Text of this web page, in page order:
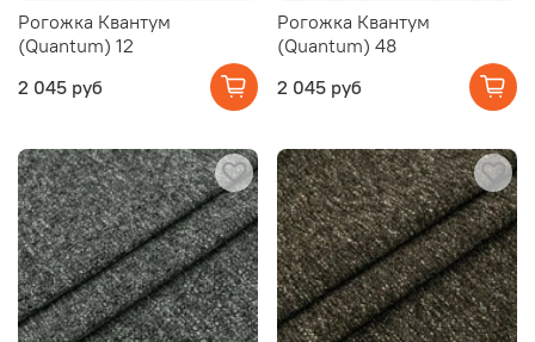
Рогожка Квантум
(Quantum) 12
2 045 руб
Рогожка Квантум
(Quantum) 48
2 045 руб